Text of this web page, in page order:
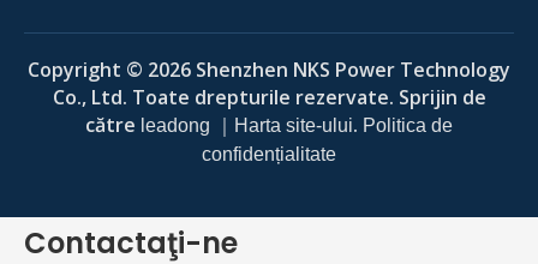
Copyright © 2026 Shenzhen NKS Power Technology
Co., Ltd. Toate drepturile rezervate. Sprijin de
către leadong ｜ Harta site-ului. Politica de
confidențialitate
Contactaţi-ne